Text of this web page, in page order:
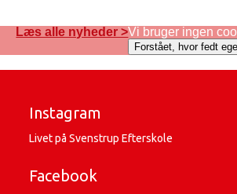
Læs alle nyheder >
Instagram
Livet på Svenstrup Efterskole
Facebook
Vi bruger ingen
Forstået, hvor fedt